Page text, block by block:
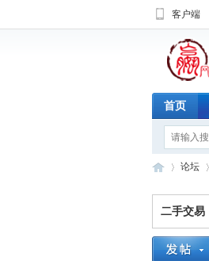
客户端
首页
济 »
论坛
›
二手交易